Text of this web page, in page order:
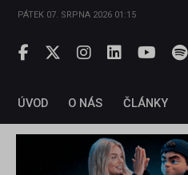
PÁTEK 07. SRPNA 2026 01:15
ÚVOD O NÁS ČLÁNKY